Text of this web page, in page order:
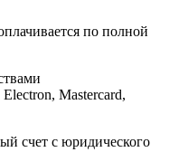
по полной
Mastercard,
счет с юридического